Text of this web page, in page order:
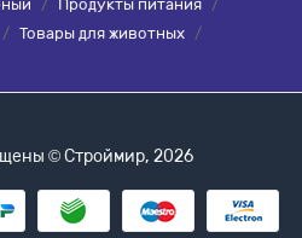
/ Продукты питания /
/ Товары для животных /
© Строймир, 2026